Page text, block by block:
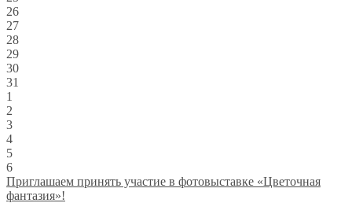
26
27
28
29
30
31
1
2
3
4
5
6
Приглашаем принять участие в фотовыставке «Цветочная
фантазия»!